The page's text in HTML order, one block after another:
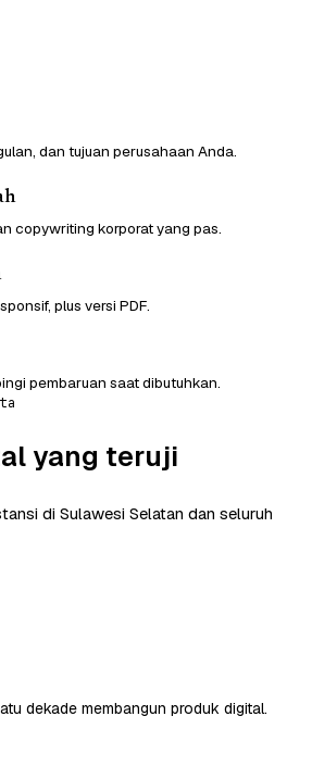
dan tujuan perusahaan Anda.
copywriting korporat yang pas.
plus versi PDF.
pembaruan saat dibutuhkan.
yang teruji
di Sulawesi Selatan dan seluruh
dekade membangun produk digital.